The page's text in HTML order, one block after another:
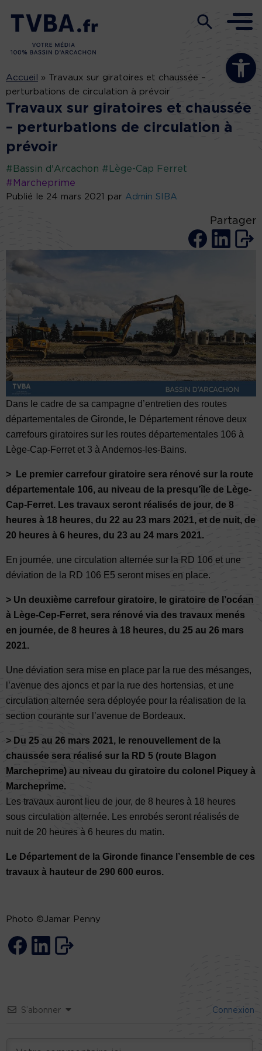
Ouvrir la
Accueil »
Travaux sur giratoires et chaussée –
perturbations de circulation à prévoir
Travaux sur giratoires et chaussée
– perturbations de circulation à
prévoir
#Bassin d'Arcachon #Lège-Cap Ferret
#Marcheprime
Publié le 24 mars 2021 par Admin SIBA
Partager
Dans le cadre de sa campagne d’entretien des routes
départementales de Gironde, le Département rénove deux
carrefours giratoires sur les routes départementales 106 à
Lège-Cap-Ferret et 3 à Andernos-les-Bains.
> Le premier carrefour giratoire sera rénové sur la route
départementale 106, au niveau de la presqu’île de Lège-
Cap-Ferret. Les travaux seront réalisés de jour, de 8
heures à 18 heures, du 22 au 23 mars 2021, et de nuit, de
20 heures à 6 heures, du 23 au 24 mars 2021.
En journée, une circulation alternée sur la RD 106 et une
déviation de la RD 106 E5 seront mises en place.
> Un deuxième carrefour giratoire, le giratoire de l’océan
à Lège-Cep-Ferret, sera rénové via des travaux menés
en journée, de 8 heures à 18 heures, du 25 au 26 mars
2021.
Une déviation sera mise en place par la rue des mésanges,
l’avenue des ajoncs et par la rue des hortensias, et une
circulation alternée sera déployée pour la réalisation de la
section courante sur l’avenue de Bordeaux.
> Du 25 au 26 mars 2021, le renouvellement de la
chaussée sera réalisé sur la RD 5 (route Blagon
Marcheprime) au niveau du giratoire du colonel Piquey à
Marcheprime.
Les travaux auront lieu de jour, de 8 heures à 18 heures
sous circulation alternée. Les enrobés seront réalisés de
nuit de 20 heures à 6 heures du matin.
Le Département de la Gironde finance l’ensemble de ces
travaux à hauteur de 290 600 euros.
Photo ©Jamar Penny
S’abonner Connexion